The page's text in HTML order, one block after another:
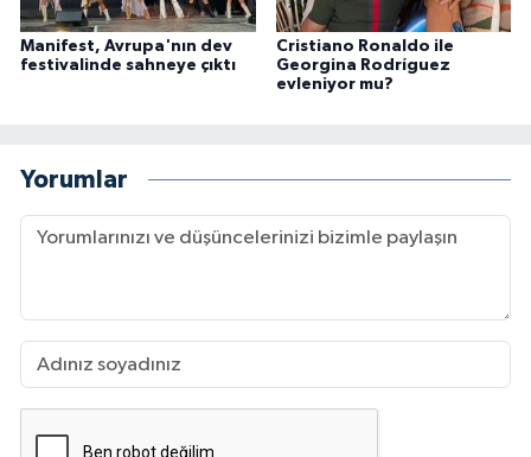
Manifest, Avrupa'nın dev
festivalinde sahneye çıktı
Cristiano Ronaldo ile
Georgina Rodríguez
evleniyor mu?
Yorumlar